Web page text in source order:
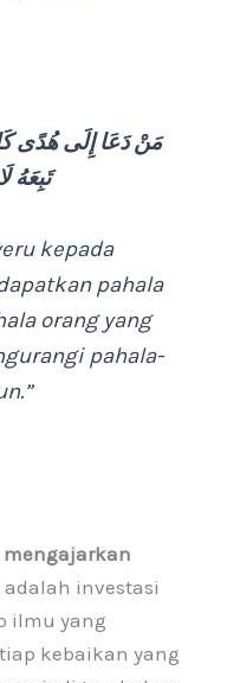
مَنْ دَعَا إِلَى هُدًى
تَبِعَهُ
kepada
pahala
orang yang
pahala-
mengajarkan
adalah investasi
ilmu yang
kebaikan yang